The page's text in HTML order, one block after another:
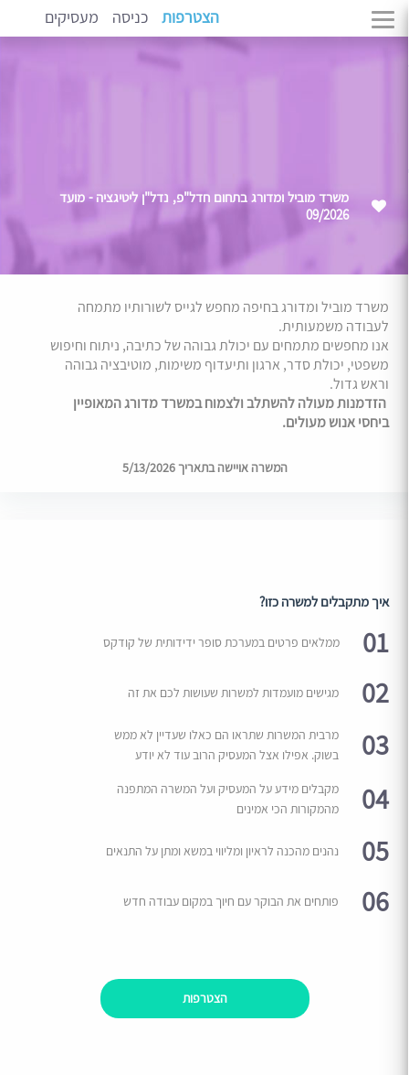
הצטרפות כניסה מעסיקים
משרד מוביל ומדורג בתחום חדל"פ, נדל"ן ליטיגציה - מועד
09/2026
משרד מוביל ומדורג בחיפה מחפש לגייס לשורותיו מתמחה
לעבודה משמעותית.
אנו מחפשים מתמחים עם יכולת גבוהה של כתיבה, ניתוח וחיפוש
משפטי, יכולת סדר, ארגון ותיעדוף משימות, מוטיבציה גבוהה
וראש גדול.
הזדמנות מעולה להשתלב ולצמוח במשרד מדורג המאופיין
ביחסי אנוש מעולים.
המשרה אויישה בתאריך 5/13/2026
איך מתקבלים למשרה כזו?
01 ממלאים פרטים במערכת סופר ידידותית של קודקס
02 מגישים מועמדות למשרות שעושות לכם את זה
03
מרבית המשרות שתראו הם כאלו שעדיין לא ממש
בשוק. אפילו אצל המעסיק הרוב עוד לא יודע
04
מקבלים מידע על המעסיק ועל המשרה המתפנה
מהמקורות הכי אמינים
05 נהנים מהכנה לראיון ומליווי במשא ומתן על התנאים
06 פותחים את הבוקר עם חיוך במקום עבודה חדש
הצטרפות